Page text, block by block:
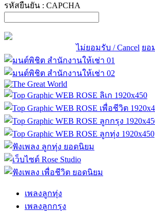
รหัสยืนยัน : CAPCHA
ไม่ยอมรับ / Cancel ยอ
เพลงลูกทุ่ง
เพลงลูกกรุง